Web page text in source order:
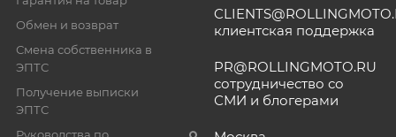
Обмен и возврат
Смена собственника в
ЭПТС
Получение выписки
ЭПТС
Руководства по
клиентская поддержка
PR@ROLLINGMOTO.RU
сотрудничество со
СМИ и блогерами